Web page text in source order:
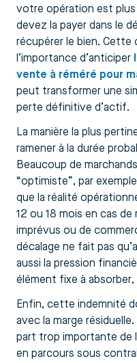
votre opération est
devez la payer dans le
récupérer le bien. Cette
l’importance d’anticiper
vente à réméré pour
peut transformer une
perte définitive d’actif.
La manière la plus
ramener à la durée
Beaucoup de
“optimiste”, par
que la réalité
12 ou 18 mois en cas
imprévus ou de
décalage ne fait pas
aussi la pression
élément fixe à
Enfin, cette indemnité
avec la marge
part trop importante de
en parcours sous